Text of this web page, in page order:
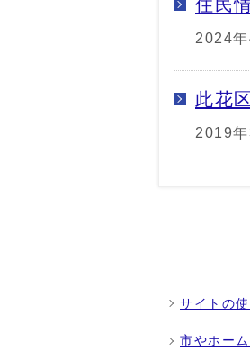
住民
2024年
此花
2019年
サイトの
市やホー